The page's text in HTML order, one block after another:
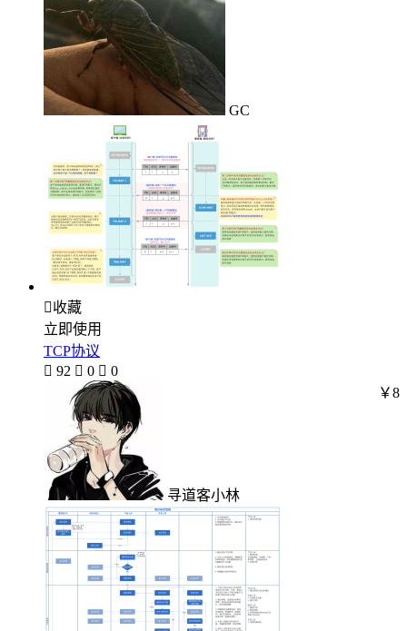
GC
收藏
立即使用
TCP协议
 92  0  0
寻道客小林
￥8